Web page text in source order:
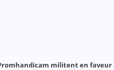
militent en faveur